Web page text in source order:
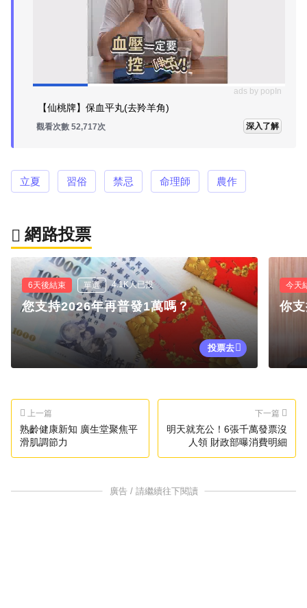
ads by popIn
【仙桃牌】保血平丸(去羚羊角)
觀看次數 52,717次 深入了解
立夏 習俗 禁忌 命理師 農作
網路投票
6天後結束 單選 4.1K人已投
您支持2026年再普發1萬嗎？
投票去
今天
你
上一篇
熟齡健康新知 廣生堂聚焦平
滑肌調節力
下一篇
明天就充公！6張千萬發票沒
人領 財政部曝消費明細
廣告 / 請繼續往下閱讀